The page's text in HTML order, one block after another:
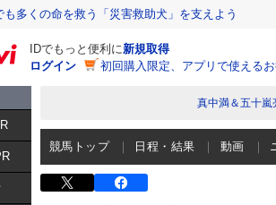
も多くの命を救う「災害救助犬」を支えよう
IDでもっと便利に新規取得
ログイン
初回購入限定、アプリで使える
真中満＆五十嵐
競馬トップ 日程・結果 動画